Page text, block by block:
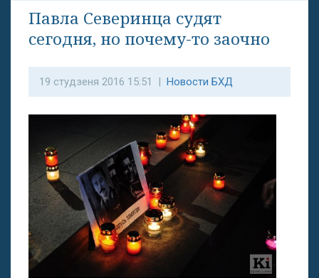
Павла Северинца судят
сегодня, но почему-то заочно
19 студзеня 2016 15:51 | Новости БХД